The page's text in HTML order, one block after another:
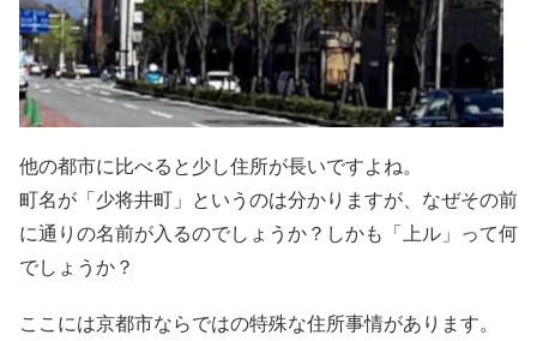
他の都市に比べると少し住所が長いですよね。
町名が「少将井町」というのは分かりますが、なぜその前
に通りの名前が入るのでしょうか？しかも「上ル」って何
でしょうか？
ここには京都市ならではの特殊な住所事情があります。